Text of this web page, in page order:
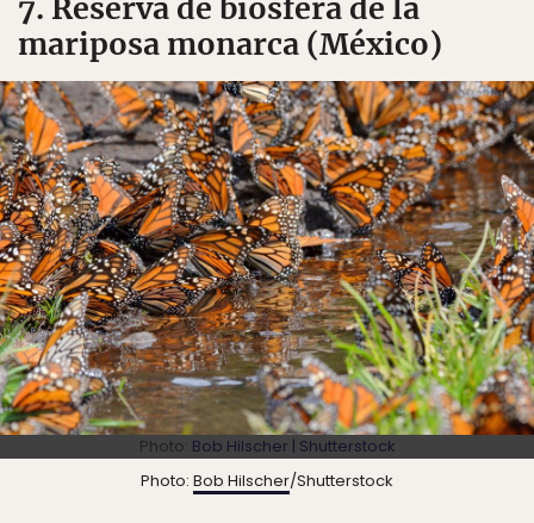
7. Reserva de biosfera de la
mariposa monarca (México)
Photo: Bob Hilscher | Shutterstock
Photo: Bob Hilscher/Shutterstock